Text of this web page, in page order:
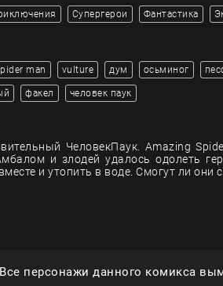
Супергерои Фантастика
man vulture дум осьминог
факел человек паук
ЧеловекПаук. Amazing
и злодей удалось одолеть
и утопить в воде. Смогут ли они
Все персонажи данного комикса